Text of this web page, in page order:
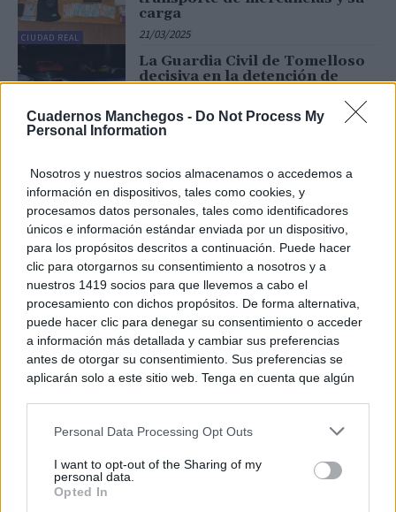
Cuadernos Manchegos - Do Not Process My
Personal Information
Nosotros y nuestros socios almacenamos o accedemos a
información en dispositivos, tales como cookies, y
procesamos datos personales, tales como identificadores
únicos e información estándar enviada por un dispositivo,
para los propósitos descritos a continuación. Puede hacer
clic para otorgarnos su consentimiento a nosotros y a
nuestros 1419 socios para que llevemos a cabo el
procesamiento con dichos propósitos. De forma alternativa,
puede hacer clic para denegar su consentimiento o acceder
a información más detallada y cambiar sus preferencias
antes de otorgar su consentimiento. Sus preferencias se
aplicarán solo a este sitio web. Tenga en cuenta que algún
rechazar tal procesamiento. Puede cambiar sus preferencias
a este sitio y haciendo clic en el botón "Privacidad" en la
parte inferior de la página web.
Personal Data Processing Opt Outs
I want to opt-out of the Sharing of my
personal data.
Opted In
CIUDAD REAL
carga
21/03/2025
La Guardia Civil de Tomelloso
decisiva en la detención de
robos en Herencia
19/03/2025
GUADALAJARA
Detenida una persona en
Sigüenza por tráfico de drogas
18/03/2025
GUADALAJARA
La Guardia Civil desarticula un
grupo criminal dedicado al
cultivo de marihuana in-door
en Madrid, Segovia y El Casar
18/03/2025
TOLEDO
La Guardia Civil incauta 25
kilogramos de cocaína y
rutinario en Sonseca y detiene a
16/03/2025